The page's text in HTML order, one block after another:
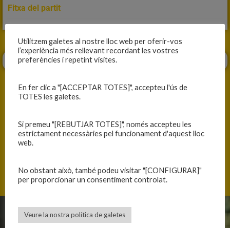
Fitxa del partit
ANTERIOR
DOMINI ABSOLUT
SEGÜENT
FINS L’ÚLTIM MINUT
CLUB EQUIPS
Utilitzem galetes al nostre lloc web per oferir-vos
l’experiència més rellevant recordant les vostres
preferències i repetint visites.
En fer clic a "[ACCEPTAR TOTES]", accepteu l'ús de
TOTES les galetes.
Si premeu "[REBUTJAR TOTES]", només accepteu les
estrictament necessàries pel funcionament d'aquest lloc
web.
No obstant això, també podeu visitar "[CONFIGURAR]"
per proporcionar un consentiment controlat.
Veure la nostra política de galetes